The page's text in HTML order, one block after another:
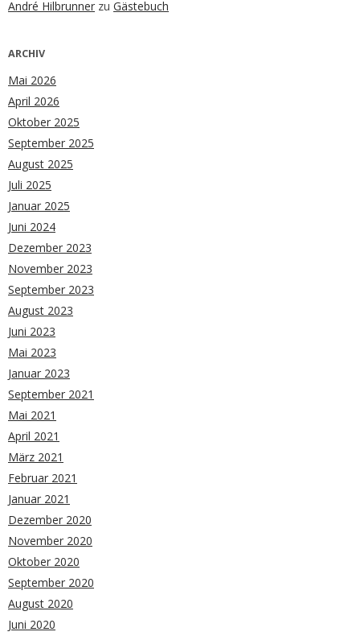
André Hilbrunner zu Gästebuch
ARCHIV
Mai 2026
April 2026
Oktober 2025
September 2025
August 2025
Juli 2025
Januar 2025
Juni 2024
Dezember 2023
November 2023
September 2023
August 2023
Juni 2023
Mai 2023
Januar 2023
September 2021
Mai 2021
April 2021
März 2021
Februar 2021
Januar 2021
Dezember 2020
November 2020
Oktober 2020
September 2020
August 2020
Juni 2020